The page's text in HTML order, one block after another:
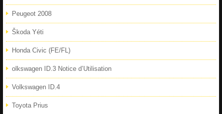
Peugeot 2008
Škoda Yéti
Honda Civic (FE/FL)
olkswagen ID.3 Notice d’Utilisation
Volkswagen ID.4
Toyota Prius